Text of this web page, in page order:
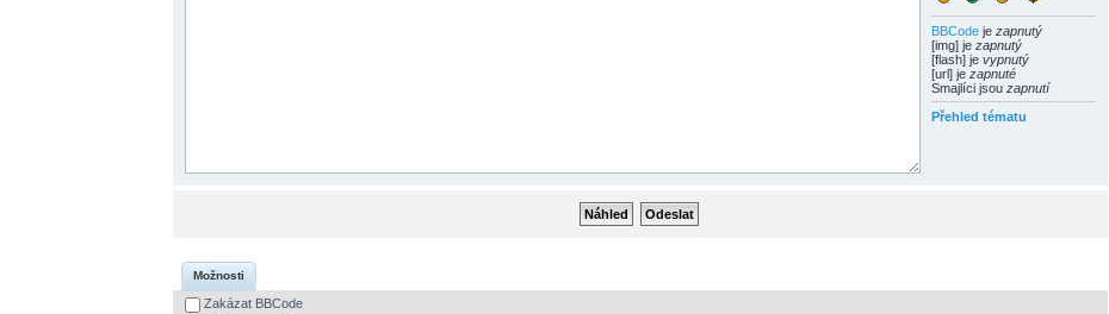
BBCode jezapnutý
[img] jezapnutý
[flash] jevypnutý
[url] jezapnuté
Smajlíci jsouzapnutí
Přehled tématu
Možnosti
Zakázat BBCode